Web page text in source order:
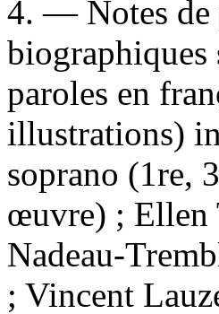
4. — Notes de
biographiques
paroles en
illustrations)
soprano (1re,
œuvre) ; Ellen
Nadeau-
; Vincent